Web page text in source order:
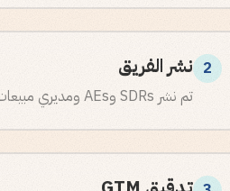
2 نشر الفريق
تم نشر SDRs وAEs ومديري مبيعات ومشغلي RevOps بدوام كامل لتنفيذ الاستراتيجية.